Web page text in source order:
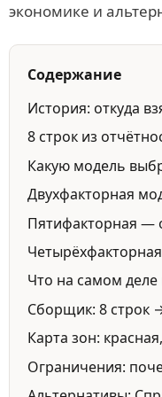
экономике и
Содержание
История: откуда
8 строк из
Какую модель
Двухфакторная
Пятифакторная —
Что на самом
Сборщик: 8 строк
Карта зон:
Ограничения: